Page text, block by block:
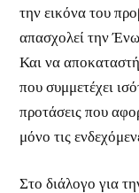
την εικόνα του
απασχολεί την
Και να
που συμμετέχει
προτάσεις που
μόνο τις
Στο διάλογο για